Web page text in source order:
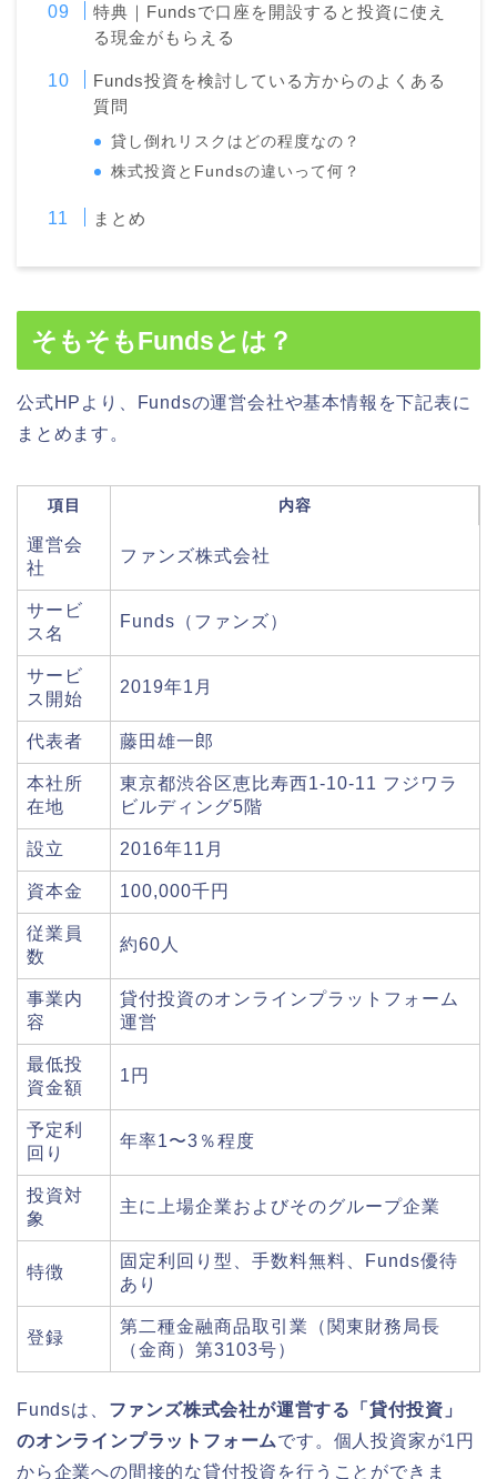
特典｜Fundsで口座を開設すると投資に使え
る現金がもらえる
Funds投資を検討している方からのよくある
質問
貸し倒れリスクはどの程度なの？
株式投資とFundsの違いって何？
まとめ
そもそもFundsとは？
公式HPより、Fundsの運営会社や基本情報を下記表に
まとめます。
項目 内容
運営会
社
ファンズ株式会社
サービ
ス名
Funds（ファンズ）
サービ
ス開始
2019年1月
代表者 藤田雄一郎
本社所
在地
東京都渋谷区恵比寿西1-10-11 フジワラ
ビルディング5階
設立 2016年11月
資本金 100,000千円
従業員
数
約60人
事業内
容
貸付投資のオンラインプラットフォーム
運営
最低投
資金額
1円
予定利
回り
年率1〜3％程度
投資対
象
主に上場企業およびそのグループ企業
特徴
固定利回り型、手数料無料、Funds優待
あり
登録
第二種金融商品取引業（関東財務局長
（金商）第3103号）
Fundsは、 ファンズ株式会社が運営する「貸付投資」
のオンラインプラットフォームです。個人投資家が1円
から企業への間接的な貸付投資を行うことができま